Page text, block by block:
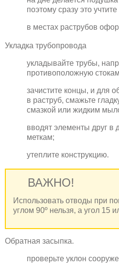
поэтому сразу это
в местах раструбов
Укладка трубопровода
укладывайте трубы,
противоположную
зачистите концы, и для
в раструб, смажьте
смазкой или жидким
вводят элементы друг в
меткам;
утеплите конструкцию.
ВАЖНО!
Использовать отводы при
углом 90º нельзя, а угол 15
Обратная засыпка.
проверьте уклон